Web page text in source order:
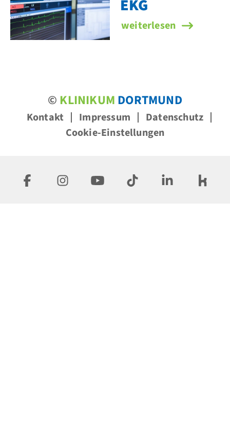
EKG
EKG und Belastungs-
weiterlesen
© KLINIKUM DORTMUND
Kontakt Impressum
Datenschutz
Cookie-Einstellungen